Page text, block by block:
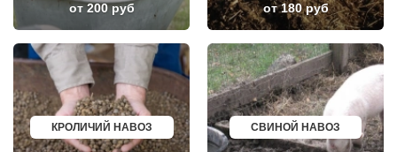
КОММУНАРКА
КОРЕНЕВО
КОРОЛЕВ
КОСИНО
КОТЕЛЬНИКИ
КРАСКОВО
КРАСНАЯ ПАХРА
КРАСНОАРМЕЙСК
КРАСНОГОРСК
КРАСНОЗАВОДСК
НИЖНЕВАРТОВСК
КОРЕНОВСК
ПИОНЕРСКИЙ
КИРИШИ
САРОВ
ЧАПАЕВСК
АЛЕКСИН
БЕЛОРЕЧЕНСК
БОЛЬШОЙ КАМЕНЬ
КИРЖАЧ
ПРИОЗЕРСК
от 200 руб от 180 руб
КРОЛИЧИЙ НАВОЗ СВИНОЙ НАВОЗ